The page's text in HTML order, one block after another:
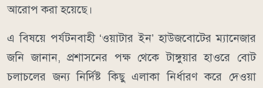
আরোপ করা হয়েছে।
​এ বিষয়ে পর্যটনবাহী ‘ওয়াটার ইন’ হাউজবোটের ম্যানেজার
জনি জানান, প্রশাসনের পক্ষ থেকে টাঙ্গুয়ার হাওরে বোট
চলাচলের জন্য নির্দিষ্ট কিছু এলাকা নির্ধারণ করে দেওয়া